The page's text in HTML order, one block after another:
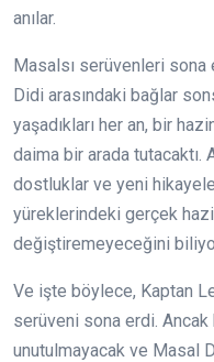
anılar.
Masalsı serüvenleri sona
Didi arasındaki bağlar
yaşadıkları her an, bir
daima bir arada tutacaktı.
dostluklar ve yeni
yüreklerindeki gerçek
değiştiremeyeceğini
Ve işte böylece, Kaptan
serüveni sona erdi.
unutulmayacak ve Masal